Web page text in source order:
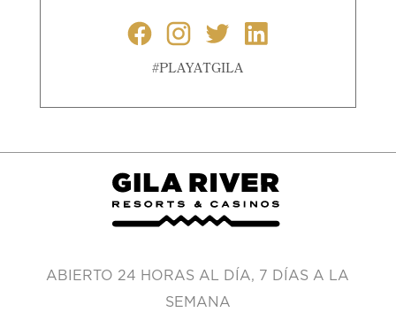
#PLAYATGILA
ABIERTO 24 HORAS AL DÍA, 7 DÍAS A LA
SEMANA